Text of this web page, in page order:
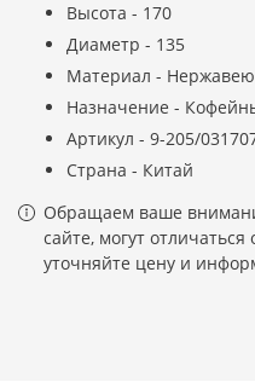
Высота - 170
Диаметр - 135
Материал -
Назначение -
Артикул - 9-205/
Страна - Китай
Обращаем ваше
сайте, могут
уточняйте цену и